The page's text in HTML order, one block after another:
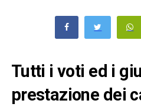
Tutti i voti ed i
prestazione dei